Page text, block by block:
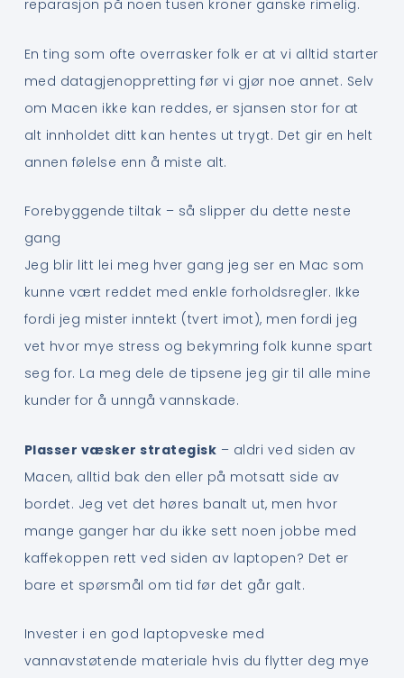
reparasjon på noen tusen kroner ganske rimelig.
En ting som ofte overrasker folk er at vi alltid starter
med datagjenoppretting før vi gjør noe annet. Selv
om Macen ikke kan reddes, er sjansen stor for at
alt innholdet ditt kan hentes ut trygt. Det gir en helt
annen følelse enn å miste alt.
Forebyggende tiltak – så slipper du dette neste
gang
Jeg blir litt lei meg hver gang jeg ser en Mac som
kunne vært reddet med enkle forholdsregler. Ikke
fordi jeg mister inntekt (tvert imot), men fordi jeg
vet hvor mye stress og bekymring folk kunne spart
seg for. La meg dele de tipsene jeg gir til alle mine
kunder for å unngå vannskade.
Plasser væsker strategisk – aldri ved siden av
Macen, alltid bak den eller på motsatt side av
bordet. Jeg vet det høres banalt ut, men hvor
mange ganger har du ikke sett noen jobbe med
kaffekoppen rett ved siden av laptopen? Det er
bare et spørsmål om tid før det går galt.
Invester i en god laptopveske med
vannavstøtende materiale hvis du flytter deg mye